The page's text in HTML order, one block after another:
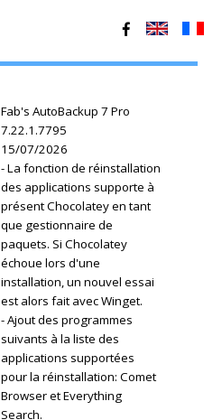
Fab's AutoBackup 7 Pro
7.22.1.7795
15/07/2026
- La fonction de réinstallation
des applications supporte à
présent Chocolatey en tant
que gestionnaire de
paquets. Si Chocolatey
échoue lors d'une
installation, un nouvel essai
est alors fait avec Winget.
- Ajout des programmes
suivants à la liste des
applications supportées
pour la réinstallation: Comet
Browser et Everything
Search.